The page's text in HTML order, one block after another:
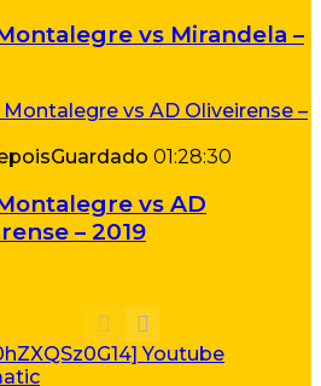
vs Mirandela –
Guardado 01:28:30
vs AD
– 2019